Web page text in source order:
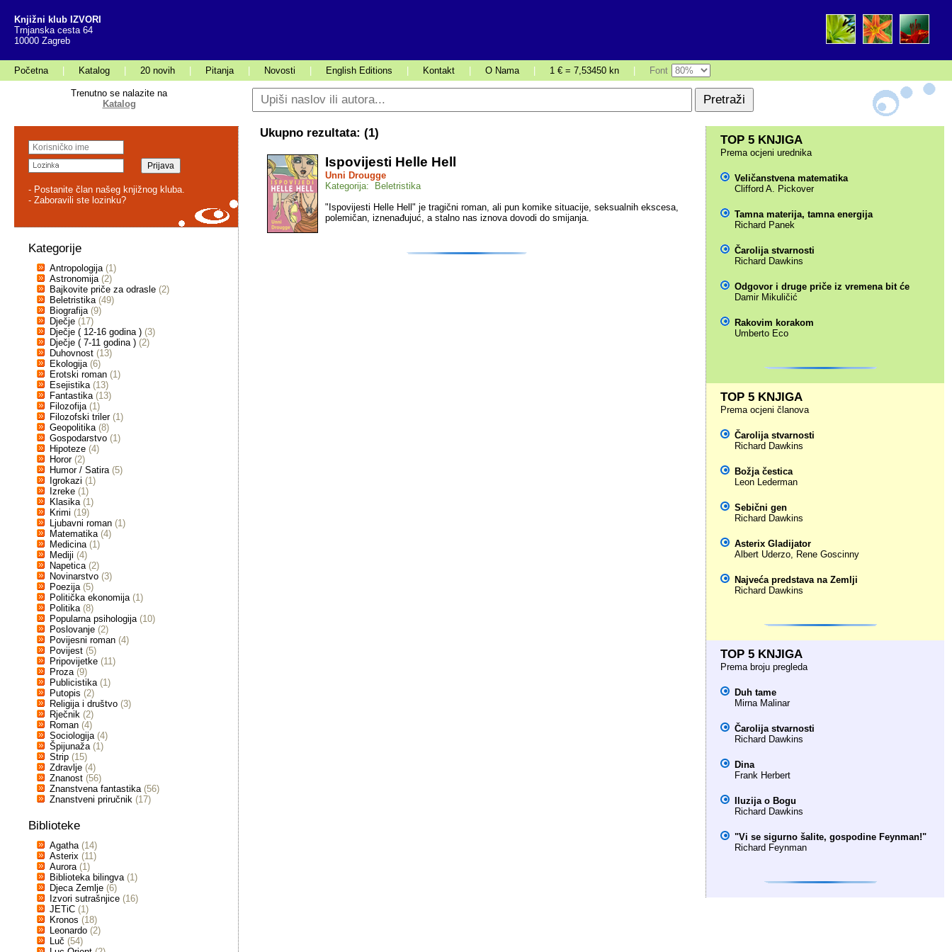
Knjižni klub IZVORI
Trnjanska cesta 64
10000 Zagreb
Početna Katalog 20 novih Pitanja Novosti English Editions Kontakt O Nama 1 € = 7,53450 kn Font
Trenutno se nalazite na
Katalog
- Postanite član našeg knjižnog kluba.
- Zaboravili ste lozinku?
Kategorije
Antropologija (1)
Astronomija (2)
Bajkovite priče za odrasle (2)
Beletristika (49)
Biografija (9)
Dječje (17)
Dječje ( 12-16 godina ) (3)
Dječje ( 7-11 godina ) (2)
Duhovnost (13)
Ekologija (6)
Erotski roman (1)
Esejistika (13)
Fantastika (13)
Filozofija (1)
Filozofski triler (1)
Geopolitika (8)
Gospodarstvo (1)
Hipoteze (4)
Horor (2)
Humor / Satira (5)
Igrokazi (1)
Izreke (1)
Klasika (1)
Krimi (19)
Ljubavni roman (1)
Matematika (4)
Medicina (1)
Mediji (4)
Napetica (2)
Novinarstvo (3)
Poezija (5)
Politička ekonomija (1)
Politika (8)
Popularna psihologija (10)
Poslovanje (2)
Povijesni roman (4)
Povijest (5)
Pripovijetke (11)
Proza (9)
Publicistika (1)
Putopis (2)
Religija i društvo (3)
Rječnik (2)
Roman (4)
Sociologija (4)
Špijunaža (1)
Strip (15)
Zdravlje (4)
Znanost (56)
Znanstvena fantastika (56)
Znanstveni priručnik (17)
Biblioteke
Agatha (14)
Asterix (11)
Aurora (1)
Biblioteka bilingva (1)
Djeca Zemlje (6)
Izvori sutrašnjice (16)
JETiC (1)
Kronos (18)
Leonardo (2)
Luč (54)
Ukupno rezultata: (1)
Ispovijesti Helle Hell
Unni Drougge
Kategorija: Beletristika
"Ispovijesti Helle Hell" je tragični roman, ali pun komike situacije, seksualnih ekscesa,
polemičan, iznenađujuć, a stalno nas iznova dovodi do smijanja.
TOP 5 KNJIGA
Prema ocjeni urednika
Veličanstvena matematika
Clifford A. Pickover
Tamna materija, tamna energija
Richard Panek
Čarolija stvarnosti
Richard Dawkins
Odgovor i druge priče iz vremena bit će
Damir Mikuličić
Rakovim korakom
Umberto Eco
TOP 5 KNJIGA
Prema ocjeni članova
Čarolija stvarnosti
Richard Dawkins
Božja čestica
Leon Lederman
Sebični gen
Richard Dawkins
Asterix Gladijator
Albert Uderzo, Rene Goscinny
Najveća predstava na Zemlji
Richard Dawkins
TOP 5 KNJIGA
Prema broju pregleda
Duh tame
Mirna Malinar
Čarolija stvarnosti
Richard Dawkins
Dina
Frank Herbert
Iluzija o Bogu
Richard Dawkins
"Vi se sigurno šalite, gospodine Feynman!"
Richard Feynman